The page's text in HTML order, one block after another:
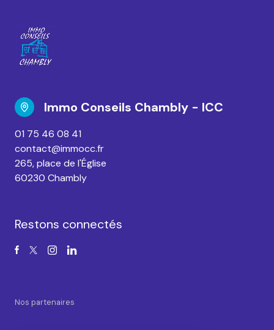
Immo Conseils Chambly - ICC
01 75 46 08 41
contact@immocc.fr
265, place de l'Église
60230 Chambly
Restons connectés
Nos partenaires